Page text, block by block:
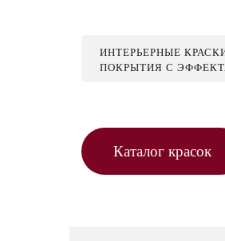
ИНТЕРЬЕРНЫЕ
ПОКРЫТИЯ С
Каталог красок